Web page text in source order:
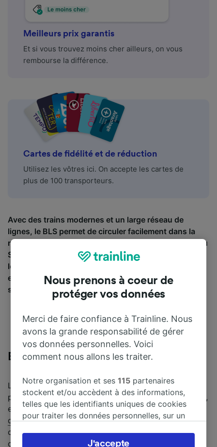
Meilleurs prix garantis
Et si vous trouvez moins cher ailleurs, on vous
rembourse la différence.
Cartes de fidélité et de réduction
Utilisez les vôtres ici. On accepte les cartes de
plus de 100 transporteurs.
Avec des trains modernes et un large réseau de
lignes, le BLS permet de circuler facilement dans la
région de Berne et via les tunnels du Lötschberg et du
Simplon. Prisé autant par les touristiques que par les
locaux, c’est une excellente solution pour vos trajets
en
train en Suisse qui offre tout le confort et des
services de haute qualité.
Billets de train BLS
Le système de billets BLS est très simple. Vous
pouvez acheter un billet de parcours pour votre trajet,
en optant soit pour un billet individuel, unbillet
dégrifféoffrant jusqu’à -70 % de réduction ou une
carte multicourses qui comprend 6 trajets. En plus de
ces billets classiques, de nombreuses autres
Nous prenons à coeur de
protéger vos données
Merci de faire confiance à Trainline. Nous
avons la grande responsabilité de gérer
vos données personnelles. Voici
comment nous allons les traiter.
Notre organisation et ses115 partenaires
stockent et/ou accèdent à des informations,
telles que les identifiants uniques de cookies
pour traiter les données personnelles, sur un
préférences, notamment en exerçant votre
J'accepte